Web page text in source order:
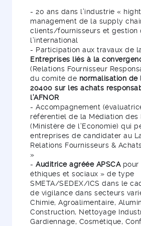
- 20 ans dans l’industrie «
management de la supply
clients/fournisseurs et gestion
l’international
- Participation aux travaux de
Entreprises liés à la
(Relations Fournisseur
du comité de normalisation de
20400 sur les achats
l’AFNOR
- Accompagnement
référentiel de la Médiation des
(Ministère de l’Economie) qui
entreprises de candidater au
Relations Fournisseurs &
»
- Auditrice agréée APSCA pour
éthiques et sociaux » de type
SMETA/SEDEX/ICS dans le
de vigilance dans secteurs
Chimie, Agroalimentaire,
Construction, Nettoyage
Gardiennage, Cosmétique,